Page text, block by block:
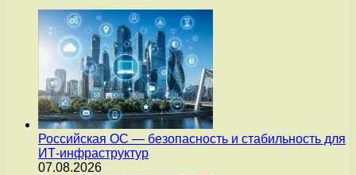
Российская ОС — безопасность и стабильность для
ИТ-инфраструктур
07.08.2026